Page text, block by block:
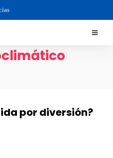
por diversión?